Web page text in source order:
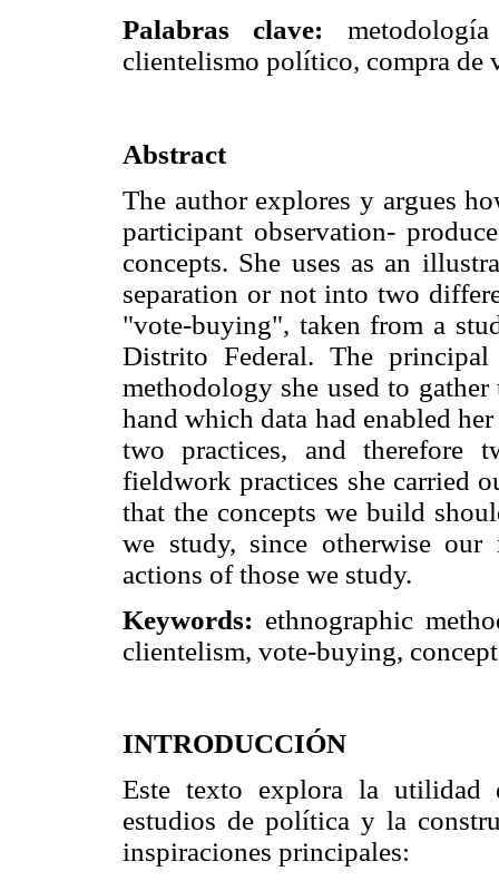
Palabras clave:
clientelismo político, compra de
Abstract
The author explores y argues
participant observation-
concepts. She uses as an
separation or not into two
"vote-buying", taken from a
Distrito Federal. The
methodology she used to
hand which data had enabled
two practices, and therefore
fieldwork practices she carried
that the concepts we build
we study, since otherwise our
actions of those we study.
Keywords: ethnographic
clientelism, vote-buying,
INTRODUCCIÓN
Este texto explora la utilidad
estudios de política y la
inspiraciones principales: